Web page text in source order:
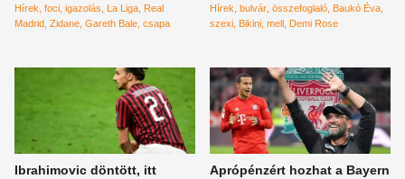
Hírek foci igazolás La Liga Real
Madrid Zidane Gareth Bale csapa
Hírek bulvár összefoglaló Baukó Éva
szexi Bikini mell Demi Rose
Ibrahimovic döntött, itt
Aprópénzért hozhat a Bayern